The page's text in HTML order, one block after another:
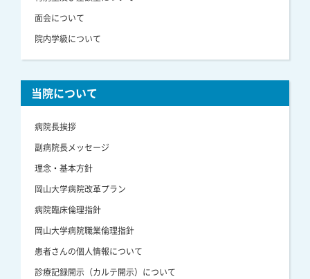
面会について
院内学級について
当院について
病院長挨拶
副病院長メッセージ
理念・基本方針
岡山大学病院改革プラン
病院臨床倫理指針
岡山大学病院職業倫理指針
患者さんの個人情報について
診療記録開示（カルテ開示）について